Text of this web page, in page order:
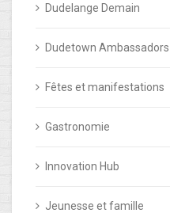
Dudelange Demain
Dudetown Ambassadors
Fêtes et manifestations
Gastronomie
Innovation Hub
Jeunesse et famille